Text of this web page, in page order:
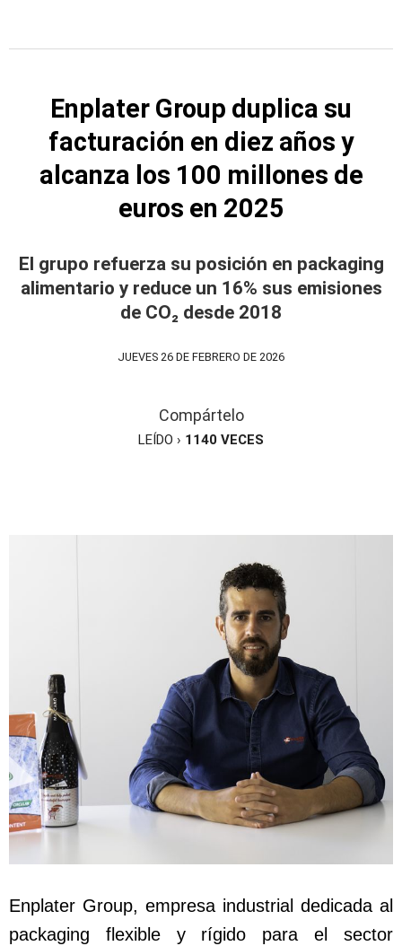
Enplater Group duplica su
facturación en diez años y
alcanza los 100 millones de
euros en 2025
El grupo refuerza su posición en packaging
alimentario y reduce un 16% sus emisiones
de CO₂ desde 2018
JUEVES 26 DE FEBRERO DE 2026
Compártelo
LEÍDO › 1140 VECES
Enplater Group, empresa industrial dedicada al
packaging flexible y rígido para el sector